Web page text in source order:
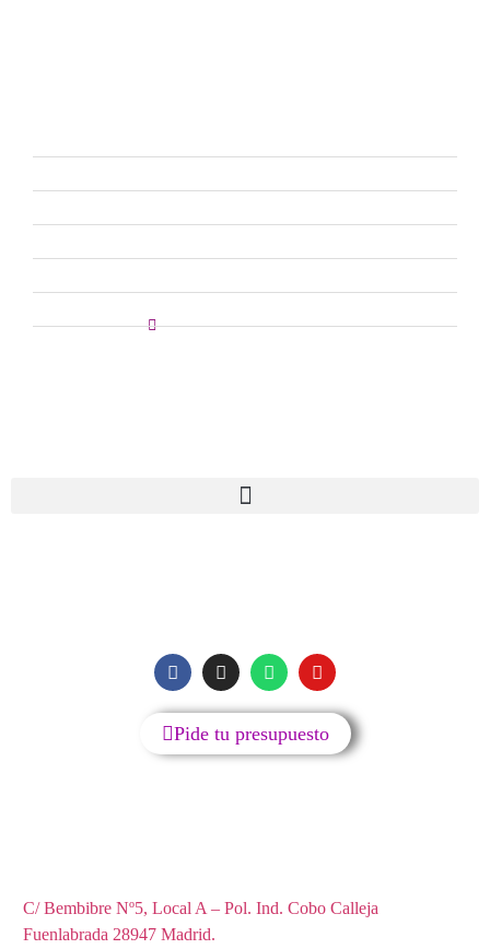
Reparación Móviles
Reparación Tablet
Reparación Consolas
Reparación Tv
Reparación Portátiles
Reparación Smartwatch
Pide tu presupuesto
C/ Bembibre Nº5, Local A – Pol. Ind. Cobo Calleja
Fuenlabrada 28947 Madrid.